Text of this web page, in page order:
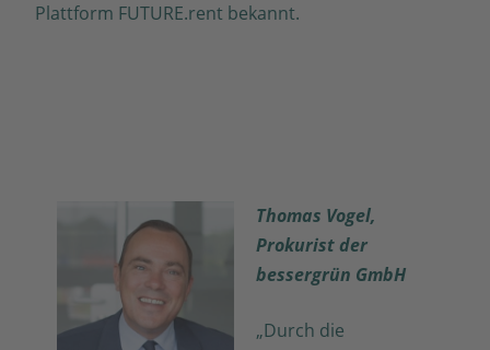
Plattform FUTURE.rent bekannt.
Thomas Vogel,
Prokurist der
bessergrün GmbH
„Durch die